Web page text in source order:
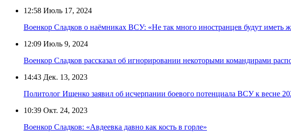
12:58 Июль 17, 2024
Военкор Сладков о наёмниках ВСУ: «Не так много иностранцев будут иметь
12:09 Июль 9, 2024
Военкор Сладков рассказал об игнорировании некоторыми командирами
14:43 Дек. 13, 2023
Политолог Ищенко заявил об исчерпании боевого потенциала ВСУ к весне
10:39 Окт. 24, 2023
Военкор Сладков: «Авдеевка давно как кость в горле»